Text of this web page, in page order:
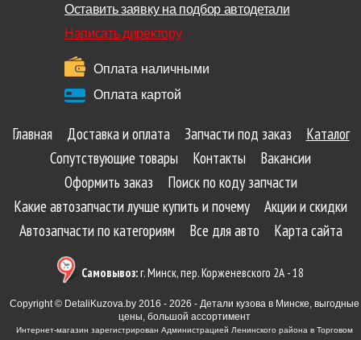
Оставить заявку на подбор автодетали
Написать директору
Оплата наличными
Оплата картой
Главная Доставка и оплата Запчасти под заказ
Каталог
Сопутствующие товары
Контакты
Вакансии
Оформить заказ
Поиск по коду запчасти
Какие автозапчасти лучше купить и почему
Акции и скидки
Автозапчасти по категориям
Все для авто Карта сайта
Самовывоз:г. Минск, пер. Корженевского 2А - 18
Copyright © DetaliKuzova.by 2016 - 2026 - Детали кузова в Минске, выгодные
цены, большой ассортимент
Интернет-магазин зарегистрирован Администрацией Ленинского района в Торговом